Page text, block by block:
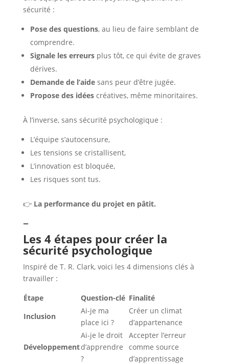
sécurité :
Pose des questions, au lieu de faire semblant de
comprendre.
Signale les erreursplus tôt, ce qui évite de graves
dérives.
Demande de l’aidesans peur d’être jugée.
Propose des idéescréatives, même minoritaires.
À l’inverse, sans sécurité psychologique :
L’équipe s’autocensure,
Les tensions se cristallisent,
L’innovation est bloquée,
Les risques sont tus.
👉 La performance du projet en pâtit.
–
Les 4 étapes pour créer la
sécurité psychologique
Inspiré de T. R. Clark, voici les 4 dimensions clés à
travailler :
Étape
Question-clé Finalité
Inclusion
Ai-je ma
place ici ?
Créer un climat
d’appartenance
Développement
Ai-je le droit
d’apprendre
?
Accepter l’erreur
comme source
d’apprentissage